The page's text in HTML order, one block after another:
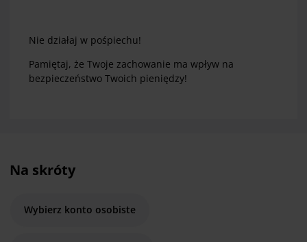
Nie działaj w pośpiechu!
Pamiętaj, że Twoje zachowanie ma wpływ na
bezpieczeństwo Twoich pieniędzy!
Na skróty
Wybierz konto osobiste